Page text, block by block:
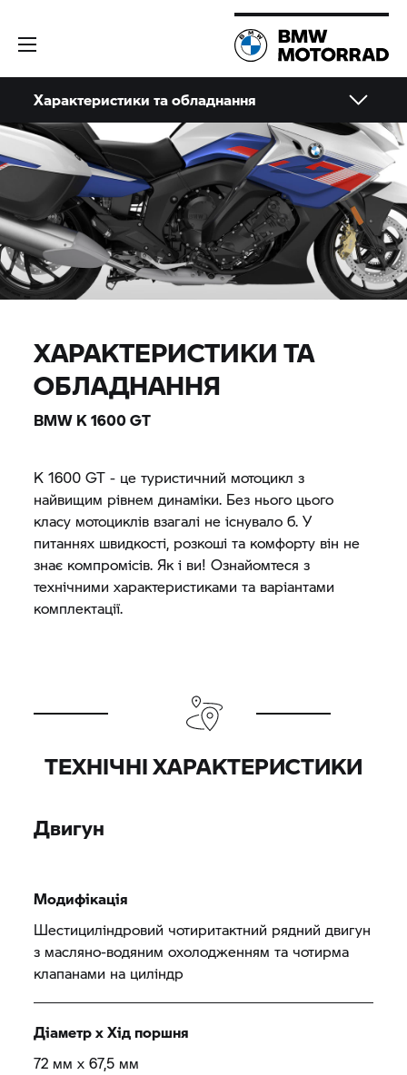
Характеристики та обладнання
ХАРАКТЕРИСТИКИ ТА
ОБЛАДНАННЯ
BMW K 1600 GT
K 1600 GT - це туристичний мотоцикл з
найвищим рівнем динаміки. Без нього цього
класу мотоциклів взагалі не існувало б. У
питаннях швидкості, розкоші та комфорту він не
знає компромісів. Як і ви! Ознайомтеся з
технічними характеристиками та варіантами
комплектації.
ТЕХНІЧНІ ХАРАКТЕРИСТИКИ
Двигун
Модифікація
Шестициліндровий чотиритактний рядний двигун
з масляно-водяним охолодженням та чотирма
клапанами на циліндр
Діаметр x Хід поршня
72 мм x 67,5 мм